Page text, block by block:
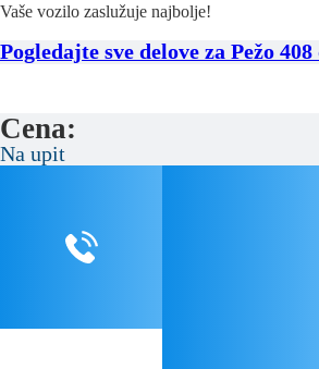
Vaše vozilo zaslužuje najbolje!
Pogledajte sve delove za Pežo 408
Cena:
Na upit